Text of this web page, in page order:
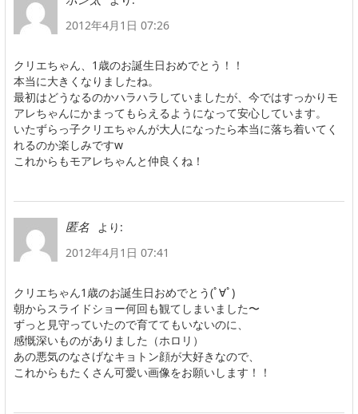
2012年4月1日 07:26
クリエちゃん、1歳のお誕生日おめでとう！！
本当に大きくなりましたね。
最初はどうなるのかハラハラしていましたが、今ではすっかりモ
アレちゃんにかまってもらえるようになって安心しています。
いたずらっ子クリエちゃんが大人になったら本当に落ち着いてく
れるのか楽しみですw
これからもモアレちゃんと仲良くね！
匿名
より:
2012年4月1日 07:41
クリエちゃん1歳のお誕生日おめでとう(ﾟ∀ﾟ)
朝からスライドショー何回も観てしまいました〜
ずっと見守っていたので育ててもいないのに、
感慨深いものがありました（ホロリ）
あの悪気のなさげなキョトン顔が大好きなので、
これからもたくさん可愛い画像をお願いします！！